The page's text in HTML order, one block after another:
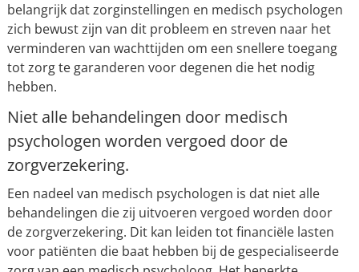
belangrijk dat zorginstellingen en medisch psychologen
zich bewust zijn van dit probleem en streven naar het
verminderen van wachttijden om een snellere toegang
tot zorg te garanderen voor degenen die het nodig
hebben.
Niet alle behandelingen door medisch
psychologen worden vergoed door de
zorgverzekering.
Een nadeel van medisch psychologen is dat niet alle
behandelingen die zij uitvoeren vergoed worden door
de zorgverzekering. Dit kan leiden tot financiële lasten
voor patiënten die baat hebben bij de gespecialiseerde